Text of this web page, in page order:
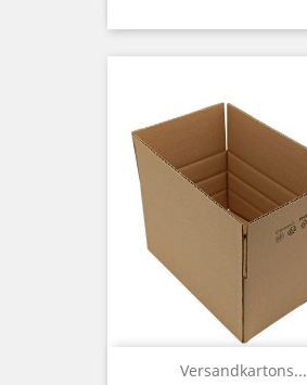
Versandkartons...